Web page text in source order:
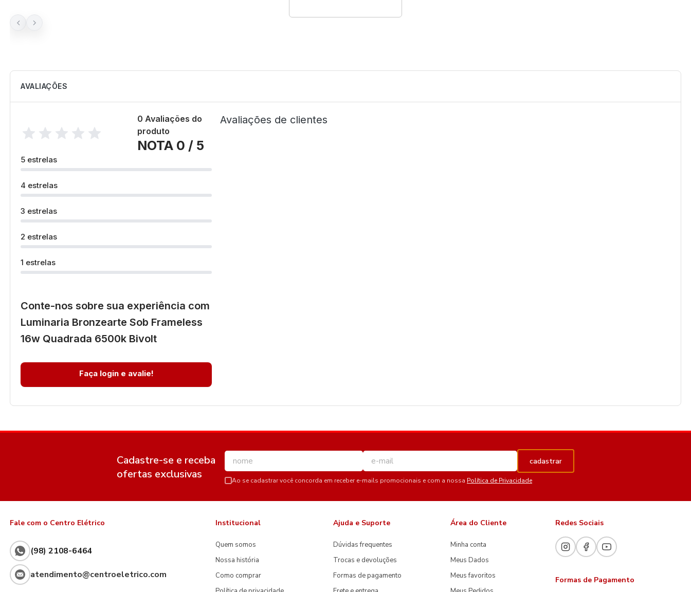
AVALIAÇÕES
0 Avaliações do
produto
NOTA 0 / 5
5 estrelas
4 estrelas
3 estrelas
2 estrelas
1 estrelas
Conte-nos sobre sua experiência com
Luminaria Bronzearte Sob Frameless
16w Quadrada 6500k Bivolt
Faça login e avalie!
Avaliações de clientes
Cadastre-se e receba
ofertas exclusivas
cadastrar
Ao se cadastrar você concorda em receber e-mails promocionais e com a nossa Política de Privacidade
Fale com o Centro Elétrico
(98) 2108-6464
atendimento@centroeletrico.com
Institucional
Quem somos
Nossa história
Como comprar
Ajuda e Suporte
Dúvidas frequentes
Trocas e devoluções
Formas de pagamento
Área do Cliente
Minha conta
Meus Dados
Meus favoritos
Redes Sociais
Formas de Pagamento